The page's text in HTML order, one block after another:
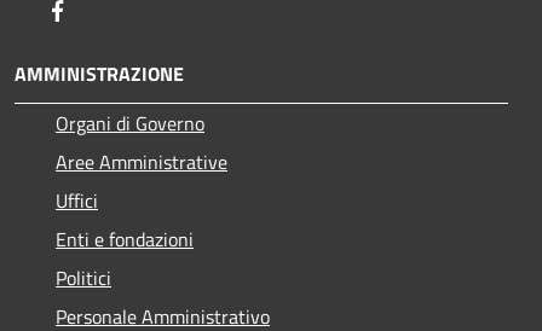
AMMINISTRAZIONE
Organi di Governo
Aree Amministrative
Uffici
Enti e fondazioni
Politici
Personale Amministrativo